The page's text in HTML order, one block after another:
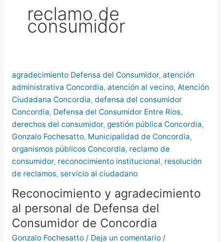
más de $580 millones
Creciente del río Uruguay:
puntos de Concordia
reclamo de
consumidor
agradecimiento Defensa del Consumidor, atención
administrativa Concordia, atención al vecino, Atención
Ciudadana Concordia, defensa del consumidor
Concordia, Defensa del Consumidor Entre Ríos,
derechos del consumidor, gestión pública Concordia,
Gonzalo Fochesatto, Municipalidad de Concordia,
organismos públicos Concordia, reclamo de
consumidor, reconocimiento institucional, resolución
de reclamos, servicio al ciudadano
Reconocimiento y agradecimiento
al personal de Defensa del
Consumidor de Concordia
Gonzalo Fochesatto / Deja un comentario /